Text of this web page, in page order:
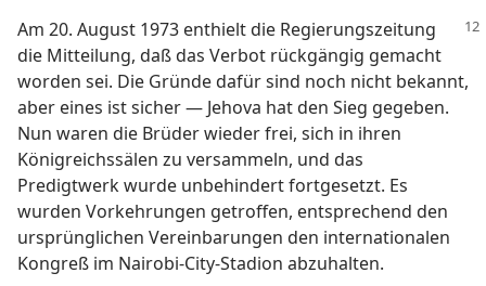
Am 20. August 1973 enthielt die Regierungszeitung
die Mitteilung, daß das Verbot rückgängig gemacht
worden sei. Die Gründe dafür sind noch nicht bekannt,
aber eines ist sicher — Jehova hat den Sieg gegeben.
Nun waren die Brüder wieder frei, sich in ihren
Königreichssälen zu versammeln, und das
Predigtwerk wurde unbehindert fortgesetzt. Es
wurden Vorkehrungen getroffen, entsprechend den
ursprünglichen Vereinbarungen den internationalen
Kongreß im Nairobi-City-Stadion abzuhalten.